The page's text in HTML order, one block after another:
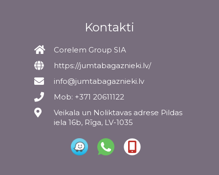
Kontakti
Corelem Group SIA
https://jumtabagaznieki.lv/
info@jumtabagaznieki.lv
Mob: +371 20611122
Veikala un Noliktavas adrese Pildas
iela 16b, Rīga, LV-1035